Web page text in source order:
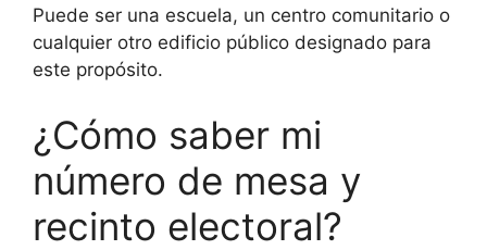
Puede ser una escuela, un centro comunitario o
cualquier otro edificio público designado para
este propósito.
¿Cómo saber mi
número de mesa y
recinto electoral?